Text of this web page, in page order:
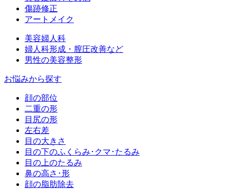
傷跡修正
アートメイク
美容婦人科
婦人科形成・膣圧改善など
男性の美容整形
お悩みから探す
顔の部位
二重の形
目尻の形
左右差
目の大きさ
目の下のふくらみ･クマ･たるみ
目の上のたるみ
鼻の高さ･形
顔の脂肪除去